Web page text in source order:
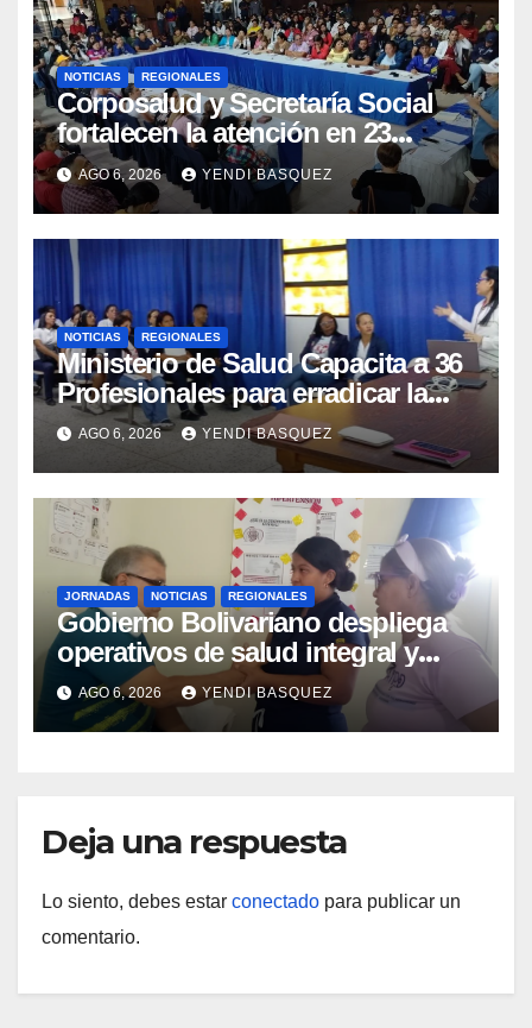
NOTICIAS REGIONALES
Corposalud y Secretaría Social
fortalecen la atención en 23
municipios
AGO 6, 2026 YENDI BASQUEZ
NOTICIAS REGIONALES
Ministerio de Salud Capacita a 36
Profesionales para erradicar la
Tuberculosis en Yaracuy
AGO 6, 2026 YENDI BASQUEZ
JORNADAS NOTICIAS REGIONALES
Gobierno Bolivariano despliega
operativos de salud integral y
protección social en los
municipios Sucre y Mario Briceño
Iragorry del estado Aragua
AGO 6, 2026 YENDI BASQUEZ
Deja una respuesta
Lo siento, debes estar conectado para publicar un
comentario.